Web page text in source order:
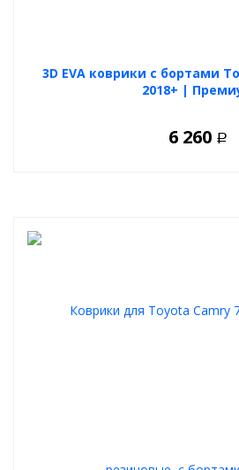
3D EVA коврики с бортами
2018+ |
6 260 Р